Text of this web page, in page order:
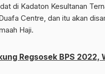
di Kadaton Kesultanan
Centre, dan itu akan
Haji.
Regsosek BPS